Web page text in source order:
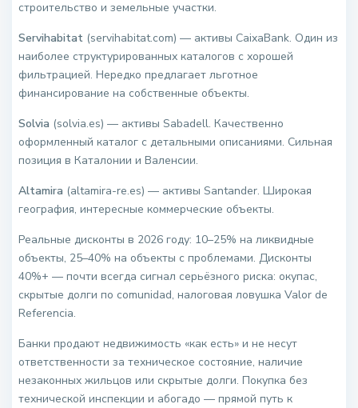
строительство и земельные участки.
Servihabitat (servihabitat.com) — активы CaixaBank. Один из
наиболее структурированных каталогов с хорошей
фильтрацией. Нередко предлагает льготное
финансирование на собственные объекты.
Solvia (solvia.es) — активы Sabadell. Качественно
оформленный каталог с детальными описаниями. Сильная
позиция в Каталонии и Валенсии.
Altamira (altamira-re.es) — активы Santander. Широкая
география, интересные коммерческие объекты.
Реальные дисконты в 2026 году: 10–25% на ликвидные
объекты, 25–40% на объекты с проблемами. Дисконты
40%+ — почти всегда сигнал серьёзного риска: окупас,
скрытые долги по comunidad, налоговая ловушка Valor de
Referencia.
Банки продают недвижимость «как есть» и не несут
ответственности за техническое состояние, наличие
незаконных жильцов или скрытые долги. Покупка без
технической инспекции и абогадо — прямой путь к